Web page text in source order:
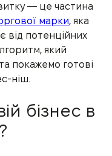
— це частина
марки, яка
від потенційних
який
покажемо готові
ніш.
бізнес в